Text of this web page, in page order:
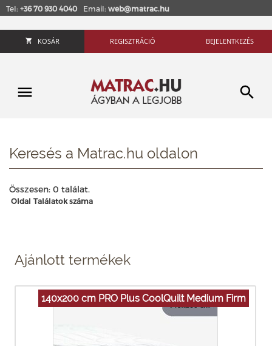
Tel: +36 70 930 4040 Email: web@matrac.hu
KOSÁR REGISZTRÁCIÓ BEJELENTKEZÉS
Keresés a Matrac.hu oldalon
Összesen: 0 találat.
Oldal Találatok száma
Ajánlott termékek
140x200 cm PRO Plus CoolQuilt Medium Firm